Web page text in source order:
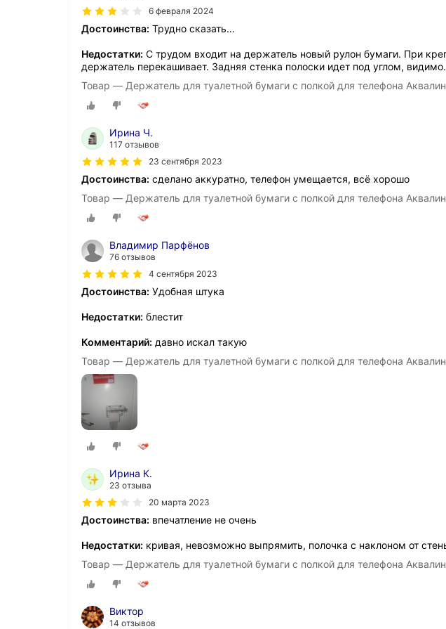
6 февраля 2024
Достоинства: Трудно сказать…
Недостатки: С трудом входит на держатель новый рулон бумаги. При
держатель перекашивает. Задняя стенка полоски идет под углом,
Товар — Держатель для туалетной бумаги с полкой для телефона
Ирина Ч.
117 отзывов
23 сентября 2023
Достоинства: сделано аккуратно, телефон умещается, всё хорошо
Товар — Держатель для туалетной бумаги с полкой для телефона
Владимир Парфёнов
76 отзывов
4 сентября 2023
Достоинства: Удобная штука
Недостатки: блестит
Комментарий: давно искал такую
Товар — Держатель для туалетной бумаги с полкой для телефона
Ирина К.
23 отзыва
20 марта 2023
Достоинства: впечатление не очень
Недостатки: кривая, невозможно выпрямить, полочка с наклоном от
Товар — Держатель для туалетной бумаги с полкой для телефона
Виктор
14 отзывов